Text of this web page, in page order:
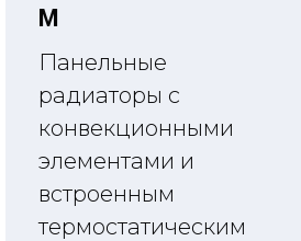
M
Панельные
радиаторы с
конвекционными
элементами и
встроенным
термостатическим